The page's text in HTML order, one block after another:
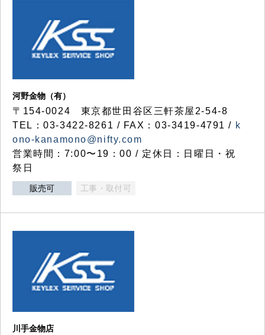
河野金物（有）
〒154-0024 東京都世田谷区三軒茶屋2-54-8
TEL：03-3422-8261 / FAX：03-3419-4791 / k
ono-kanamono@nifty.com
営業時間：7:00〜19：00 / 定休日：日曜日・祝
祭日
販売可 工事・取付可
川手金物店